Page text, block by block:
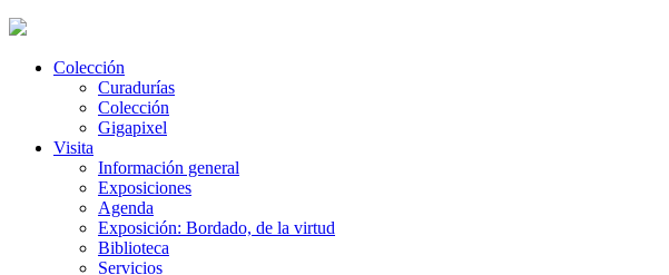
Colección
Curadurías
Colección
Gigapixel
Visita
Información general
Exposiciones
Agenda
Exposición: Bordado, de la virtud
Biblioteca
Servicios